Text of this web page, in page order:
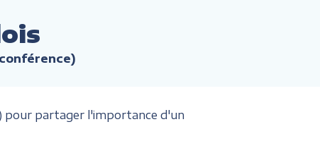
pour partager l'importance d'un